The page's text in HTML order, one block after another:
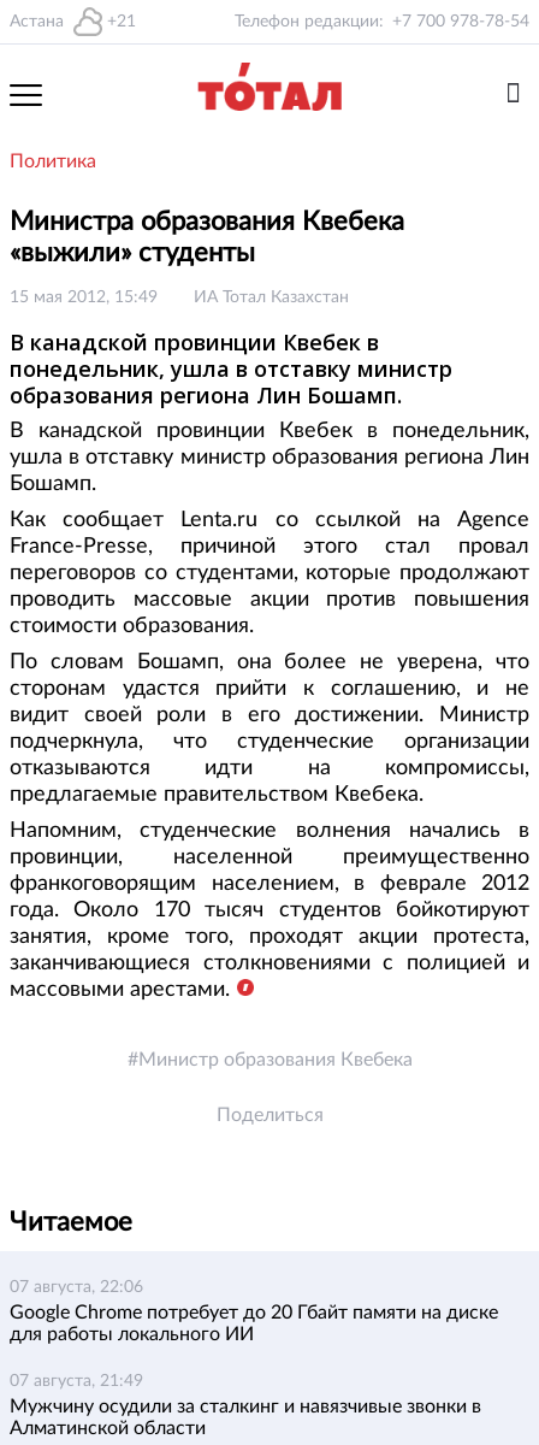
Астана +21 Телефон редакции: +7 700 978-78-54
Политика
Министра образования Квебека
«выжили» студенты
15 мая 2012, 15:49 ИА Тотал Казахстан
В канадской провинции Квебек в
понедельник, ушла в отставку министр
образования региона Лин Бошамп.
В канадской провинции Квебек в понедельник,
ушла в отставку министр образования региона Лин
Бошамп.
Как сообщает Lenta.ru со ссылкой на Agence
France-Presse, причиной этого стал провал
переговоров со студентами, которые продолжают
проводить массовые акции против повышения
стоимости образования.
По словам Бошамп, она более не уверена, что
сторонам удастся прийти к соглашению, и не
видит своей роли в его достижении. Министр
подчеркнула, что студенческие организации
отказываются идти на компромиссы,
предлагаемые правительством Квебека.
Напомним, студенческие волнения начались в
провинции, населенной преимущественно
франкоговорящим населением, в феврале 2012
года. Около 170 тысяч студентов бойкотируют
занятия, кроме того, проходят акции протеста,
заканчивающиеся столкновениями с полицией и
массовыми арестами.
Министр образования Квебека
Поделиться
Читаемое
07 августа, 22:06
Google Chrome потребует до 20 Гбайт памяти на диске
для работы локального ИИ
07 августа, 21:49
Мужчину осудили за сталкинг и навязчивые звонки в
Алматинской области